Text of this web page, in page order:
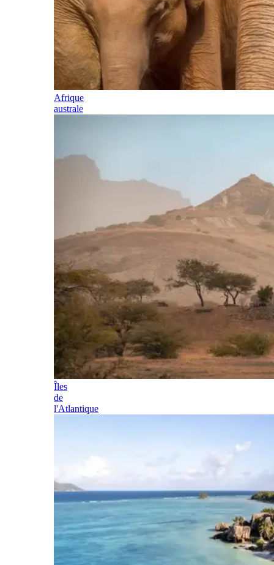
Afrique
australe
Îles
de
l'Atlantique